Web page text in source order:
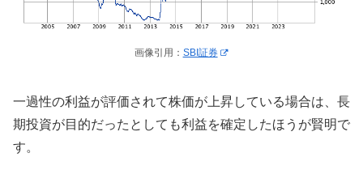
画像引用： SBI証券
一過性の利益が評価されて株価が上昇している場合は、長
期投資が目的だったとしても利益を確定したほうが賢明で
す。